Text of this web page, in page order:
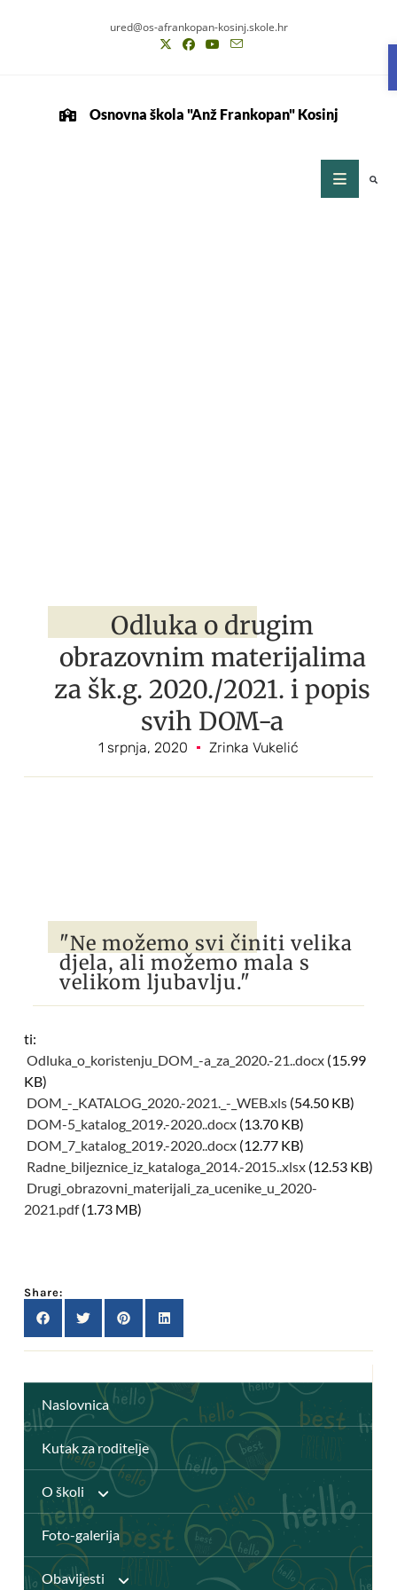
ured@os-afrankopan-kosinj.skole.hr
Osnovna škola "Anž Frankopan" Kosinj
Odluka o drugim
obrazovnim materijalima
za šk.g. 2020./2021. i popis
svih DOM-a
1 srpnja, 2020 Zrinka Vukelić
Naslovnica
Kutak za roditelje
O školi
Anž Frankopan
Foto-galerija
Obavijesti
"Ne možemo svi činiti velika
djela, ali možemo mala s
velikom ljubavlju."
ti:
Odluka_o_koristenju_DOM_-a_za_2020.-21..docx(15.99
KB)
DOM_-_KATALOG_2020.-2021._-_WEB.xls(54.50 KB)
DOM-5_katalog_2019.-2020..docx(13.70 KB)
DOM_7_katalog_2019.-2020..docx(12.77 KB)
Radne_biljeznice_iz_kataloga_2014.-2015..xlsx(12.53 KB)
Drugi_obrazovni_materijali_za_ucenike_u_2020-
2021.pdf(1.73 MB)
Share: